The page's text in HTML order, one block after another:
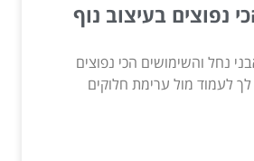
נפוצים בעיצוב נוף
נחל והשימושים הכי נפוצים
לעמוד מול ערימת חלוקים